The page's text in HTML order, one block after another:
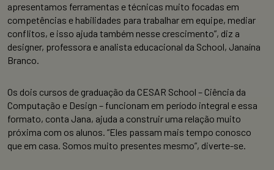
apresentamos ferramentas e técnicas muito focadas em
competências e habilidades para trabalhar em equipe, mediar
conflitos, e isso ajuda também nesse crescimento”, diz a
designer, professora e analista educacional da School, Janaína
Branco.
Os dois cursos de graduação da CESAR School – Ciência da
Computação e Design – funcionam em período integral e essa
formato, conta Jana, ajuda a construir uma relação muito
próxima com os alunos. “Eles passam mais tempo conosco
que em casa. Somos muito presentes mesmo”, diverte-se.